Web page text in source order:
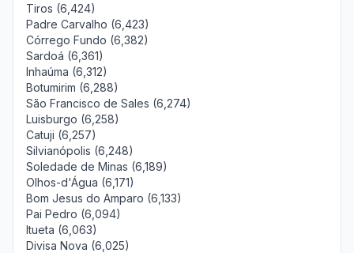
Tiros (6,424)
Padre Carvalho (6,423)
Córrego Fundo (6,382)
Sardoá (6,361)
Inhaúma (6,312)
Botumirim (6,288)
São Francisco de Sales (6,274)
Luisburgo (6,258)
Catuji (6,257)
Silvianópolis (6,248)
Soledade de Minas (6,189)
Olhos-d'Água (6,171)
Bom Jesus do Amparo (6,133)
Pai Pedro (6,094)
Itueta (6,063)
Divisa Nova (6,025)